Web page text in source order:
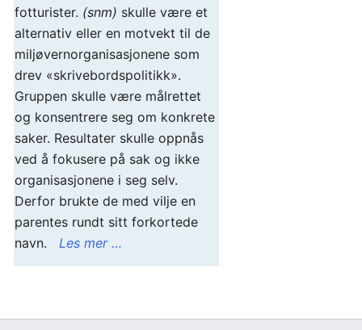
fotturister. (snm) skulle være et
alternativ eller en motvekt til de
miljøvernorganisasjonene som
drev «skrivebordspolitikk».
Gruppen skulle være målrettet
og konsentrere seg om konkrete
saker. Resultater skulle oppnås
ved å fokusere på sak og ikke
organisasjonene i seg selv.
Derfor brukte de med vilje en
parentes rundt sitt forkortede
navn. Les mer …